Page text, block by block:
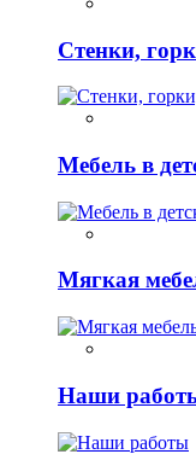
Стенки,
Мебель в
Мягкая
Наши